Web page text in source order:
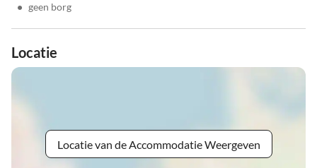
• geen borg
Locatie
Locatie van de Accommodatie Weergeven